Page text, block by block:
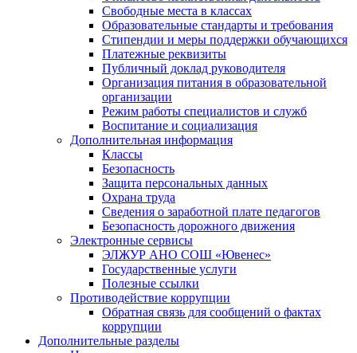
Свободные места в классах
Образовательные стандарты и требования
Стипендии и меры поддержки обучающихся
Платежные реквизиты
Публичный доклад руководителя
Организация питания в образовательной
организации
Режим работы специалистов и служб
Воспитание и социализация
Дополнительная информация
Классы
Безопасность
Защита персональных данных
Охрана труда
Сведения о заработной плате педагогов
Безопасность дорожного движения
Электронные сервисы
ЭЛЖУР АНО СОШ «Ювенес»
Государственные услуги
Полезные ссылки
Противодействие коррупции
Обратная связь для сообщений о фактах
коррупции
Дополнительные разделы